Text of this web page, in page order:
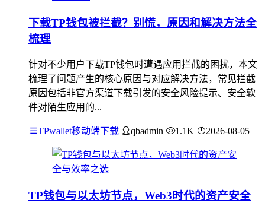
下载TP钱包被拦截？别慌，原因和解决方法全
梳理
针对不少用户下载TP钱包时遭遇应用拦截的困扰，本文
梳理了问题产生的核心原因与对应解决方法，常见拦截
原因包括非官方渠道下载引发的安全风险提示、安全软
件对陌生应用的...
TPwallet移动端下载 qbadmin 1.1K 2026-08-05
TP钱包与以太坊节点，Web3时代的资产安全